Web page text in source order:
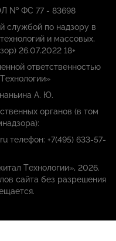
№ ФС 77 - 83698
службой по надзору в
и массовых,
26.07.2022 18+
ответственностью
А. Ю.
органов (в том
телефон: +7(495) 633-57-
Технологии», 2026.
сайта без разрешения